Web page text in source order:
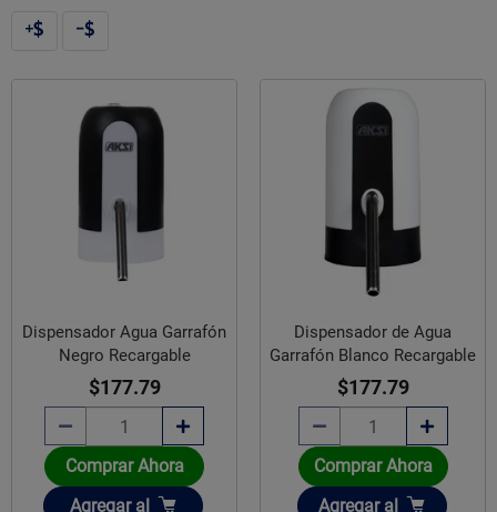
Dispensador Agua Garrafón
Negro Recargable
$177.79
Comprar Ahora
Añadir
Agregar al
Dispensador de Agua
Garrafón Blanco Recargable
$177.79
Comprar Ahora
Añadir
Agregar al